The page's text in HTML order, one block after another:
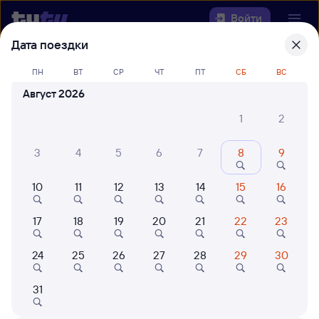
Войти
Выберите день, чтобы найтиж/д
билеты Выдрино — Ревда
Куда
Когда
Кто едет
Найти поезда
Дата поездки
ПН ВТ СР ЧТ ПТ СБ ВС
Август 2026
1
2
3 4 5 6 7 8 9
10 11 12 13 14 15 16
17 18 19 20 21 22 23
24 25 26 27 28 29 30
31